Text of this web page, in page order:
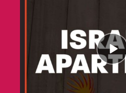
Episode
play
icon